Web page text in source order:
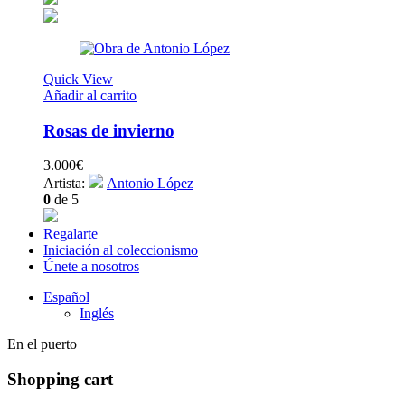
Quick View
Añadir al carrito
Rosas de invierno
3.000€
Artista:
Antonio López
0 de 5
Regalarte
Iniciación al coleccionismo
Únete a nosotros
Español
Inglés
En el puerto
Shopping cart